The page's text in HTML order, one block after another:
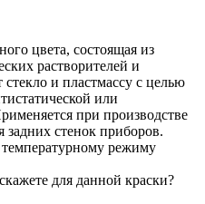
цвета, состоящая из
растворителей и
и пластмассу с целью
или
при производстве
стенок приборов.
режиму
для данной краски?